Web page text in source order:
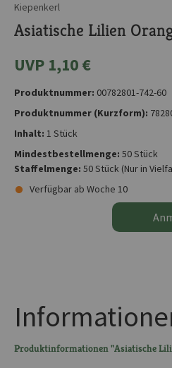
Kiepenkerl
Asiatische Lilien
UVP 1,10 €
Produktnummer: 00782801-742-60
Produktnummer (Kurzform):
Inhalt: 1 Stück
Mindestbestellmenge: 50 Stück
Staffelmenge: 50 Stück (Nur in
Verfügbar ab Woche 10
Produktinformationen "Asiatische